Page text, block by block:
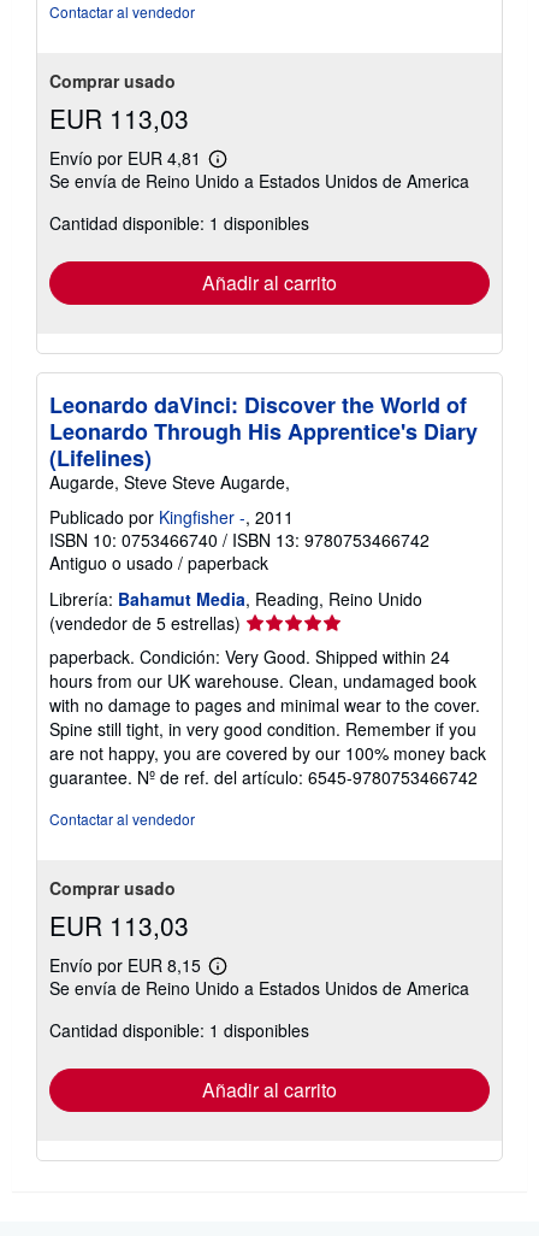
Contactar al vendedor
Comprar usado
EUR 113,03
Envío por EUR 4,81
Más
información
las
tarifas
envío
Se envía de Reino Unido a Estados Unidos de America
Cantidad disponible: 1 disponibles
Añadir al carrito
Leonardo daVinci: Discover the World of
Leonardo Through His Apprentice's Diary
(Lifelines)
Augarde, Steve Steve Augarde,
Publicado por Kingfisher -, 2011
ISBN 10: 0753466740 / ISBN 13: 9780753466742
Antiguo o usado / paperback
Librería: Bahamut Media, Reading, Reino Unido
(vendedor de 5 estrellas) Calificación
del
vendedor:
5
de
5
estrellas
paperback. Condición: Very Good. Shipped within 24
hours from our UK warehouse. Clean, undamaged book
with no damage to pages and minimal wear to the cover.
Spine still tight, in very good condition. Remember if you
are not happy, you are covered by our 100% money back
guarantee. Nº de ref. del artículo: 6545-9780753466742
Contactar al vendedor
Comprar usado
EUR 113,03
Envío por EUR 8,15
Más
información
las
tarifas
envío
Se envía de Reino Unido a Estados Unidos de America
Cantidad disponible: 1 disponibles
Añadir al carrito